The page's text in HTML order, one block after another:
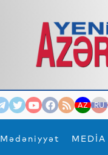
AZ RU
Mədəniyyət MEDİA